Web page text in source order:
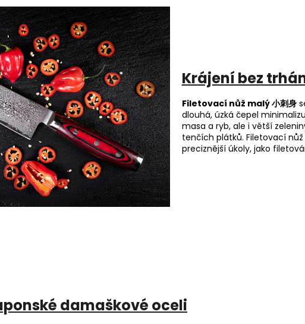
Krájení bez
Filetovací nůž malý 小刺身
dlouhá, úzká čepel
masa a ryb, ale i větší
tenčích plátků. Filetovací
preciznější úkoly, jako
damaškové oceli